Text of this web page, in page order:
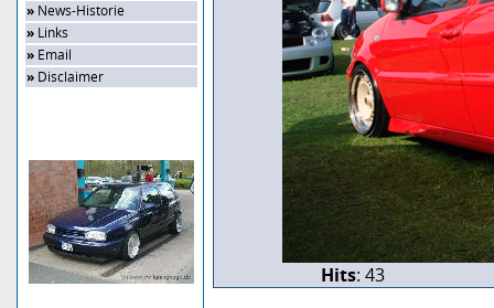
» News-Historie
» Links
» Email
» Disclaimer
Hits: 43